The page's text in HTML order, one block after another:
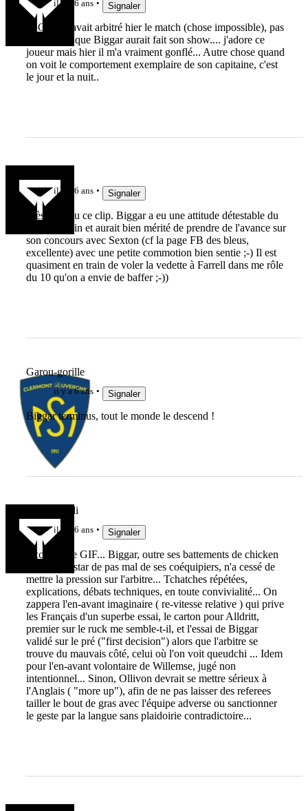
il y a 6 ans Signaler
Si Owens avait arbitré hier le match (chose impossible), pas
sur du tout que Biggar aurait fait son show.... j'adore ce
joueur mais hier il m'a vraiment gonflé... Autre chose quand
on voit le comportement exemplaire de son capitaine, c'est
le jour et la nuit..
il y a 6 ans Signaler
Très bien vu ce clip. Biggar a eu une attitude détestable du
début à la fin et aurait bien mérité de prendre de l'avance sur
son concours avec Sexton (cf la page FB des bleus,
excellente) avec une petite commotion bien sentie ;-) Il est
quasiment en train de voler la vedette à Farrell dans me rôle
du 10 qu'on a envie de baffer ;-))
Garou-gorille
il y a 6 ans Signaler
Biggar terminus, tout le monde le descend !
ginobigoudi
il y a 6 ans Signaler
Excellent le GIF... Biggar, outre ses battements de chicken
fly, et à l'instar de pas mal de ses coéquipiers, n'a cessé de
mettre la pression sur l'arbitre... Tchatches répétées,
explications, débats techniques, en toute convivialité... On
zappera l'en-avant imaginaire ( re-vitesse relative ) qui prive
les Français d'un superbe essai, le carton pour Alldritt,
premier sur le ruck me semble-t-il, et l'essai de Biggar
validé sur le pré ("first decision") alors que l'arbitre se
trouve du mauvais côté, celui où l'on voit queudchi ... Idem
pour l'en-avant volontaire de Willemse, jugé non
intentionnel... Sinon, Ollivon devrait se mettre sérieux à
l'Anglais ( "more up"), afin de ne pas laisser des referees
tailler le bout de gras avec l'équipe adverse ou sanctionner
le geste par la langue sans plaidoirie contradictoire...